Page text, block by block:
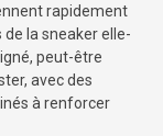
rapidement
la sneaker elle-
peut-être
avec des
à renforcer